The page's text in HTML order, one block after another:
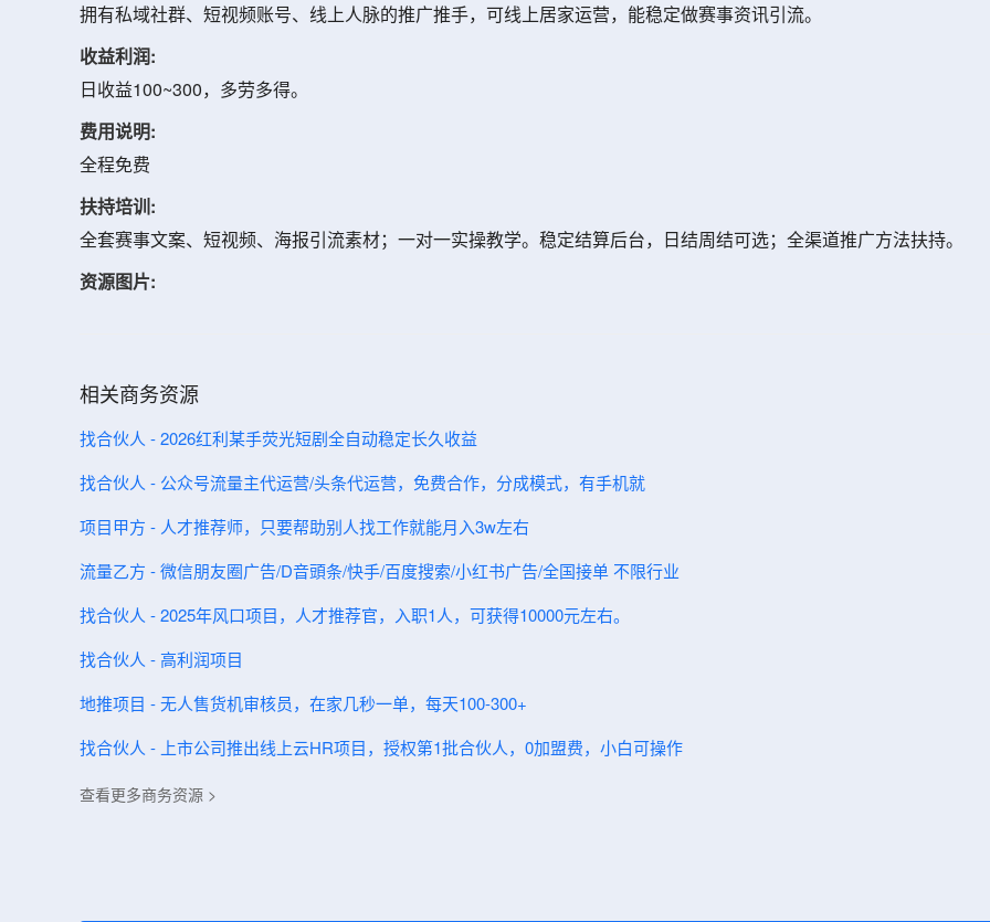
拥有私域社群、短视频账号、线上人脉的推广推手，可线上居家运营，能稳定做赛事资讯引流。
收益利润:
日收益100~300，多劳多得。
费用说明:
全程免费
扶持培训:
全套赛事文案、短视频、海报引流素材；一对一实操教学。稳定结算后台，日结周结可选；全渠道推广方法扶持。
资源图片:
相关商务资源
找合伙人 - 2026红利某手荧光短剧全自动稳定长久收益
找合伙人 - 公众号流量主代运营/头条代运营，免费合作，分成模式，有手机就
项目甲方 - 人才推荐师，只要帮助别人找工作就能月入3w左右
流量乙方 - 微信朋友圈‬广告/D音‬頭条/快手/百度搜索/小红书广告/全国接‬单 不限行业
找合伙人 - 2025年风口项目，人才推荐官，入职1人，可获得10000元左右。
找合伙人 - 高利润项目
地推项目 - 无人售货机审核员，在家几秒一单，每天100-300+
找合伙人 - 上市公司推出线上云HR项目，授权第1批合伙人，0加盟费，小白可操作
查看更多商务资源 >